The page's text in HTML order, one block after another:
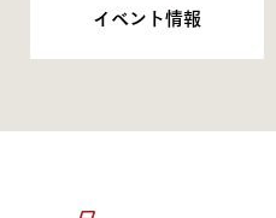
イベント情報